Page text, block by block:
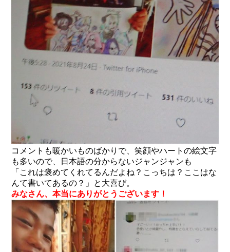
コメントも暖かいものばかりで、笑顔やハートの絵文字
も多いので、日本語の分からないジャンジャンも
「これは褒めてくれてるんだよね？こっちは？ここはな
んて書いてあるの？」と大喜び。
みなさん、本当にありがとうございます！